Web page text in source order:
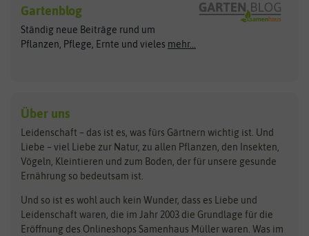
Exotische Samen
Gemüsesamen
Gründünger
Kräutersamen
Obstsamen
Pilzbrut
Rasensamen
Steckzwiebeln
Zimmer & Kübelpflanzen
Kataloge
Schnäppchen
Arche Noah
ASB Greenworld
Benary
Bingenheimer Saatgut
BioBalu
Bionana
BIOWOL
Blumicorn
Clever Pots
COMPO
Dürr-Samen
elho
Feldsaaten Freudenberger
Fertil
Gartenblog
Ständig neue Beiträge rund um
Pflanzen, Pflege, Ernte und vieles mehr...
Über uns
Leidenschaft – das ist es, was fürs Gärtnern wichtig ist. Und
Liebe – viel Liebe zur Natur, zu allen Pflanzen, den Insekten,
Vögeln, Kleintieren und zum Boden, der für unsere gesunde
Ernährung so bedeutsam ist.
Und so ist es wohl auch kein Wunder, dass es Liebe und
Leidenschaft waren, die im Jahr 2003 die Grundlage für die
Eröffnung des Onlineshops Samenhaus Müller waren. Was im